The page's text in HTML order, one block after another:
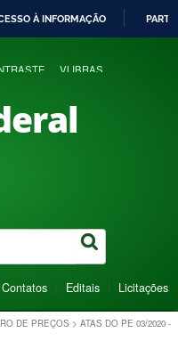
À INFORMAÇÃO
VLIBRAS
Contatos Editais Licitações
DE PREÇOS > ATAS DO PE 03/2020 -